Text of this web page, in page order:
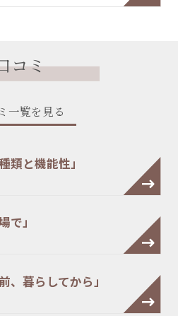
コミ
一覧を見る
と機能性」
で」
暮らしてから」